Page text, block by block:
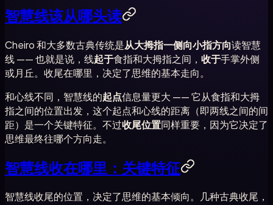
智慧线该从哪头读
Cheiro 和大多数古典传统是从大拇指一侧向小指方向读智慧
线 —— 也就是说，线起于食指和大拇指之间， 收于手掌外侧
或月丘。收尾在哪里，决定了思维的基本走向。
和心线不同，智慧线的起点信息量更大 —— 它从食指和大拇
指之间的位置出发，这个起点和心线的距离（即两线之间的间
距）是一个关键特征。不过收尾位置同样重要，因为它决定了
思维最终往哪个方向走。
智慧线收在哪里：关键特征
智慧线收尾的位置，决定了思维的基本倾向。几种古典收尾，